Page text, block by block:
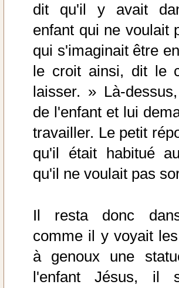
dit qu'il y avait
enfant qui ne voulait
qui s'imaginait être
le croit ainsi, dit le
laisser. » Là-
de l'enfant et lui
travailler. Le petit
qu'il était habitué
qu'il ne voulait pas
Il resta donc
comme il y voyait
à genoux une
l'enfant Jésus, il